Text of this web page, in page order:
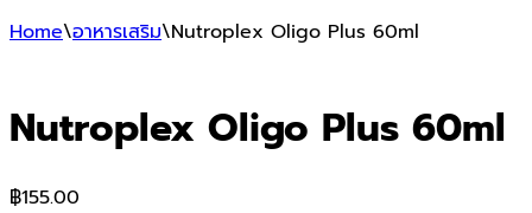
Home\อาหารเสริม\Nutroplex Oligo Plus 60ml
Nutroplex Oligo Plus 60ml
฿155.00